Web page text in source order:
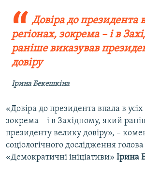
Довіра до президента
регіонах, зокрема – і в
раніше виказував
довіру
Ірина Бекешкіна
«Довіра до президента впала в усіх
зокрема – і в Західному, який
президенту велику довіру», –
соціологічного дослідження
«Демократичні ініціативи» Ірина